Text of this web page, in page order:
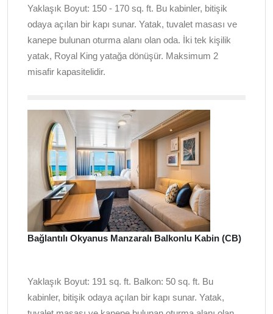
Yaklaşık Boyut: 150 - 170 sq. ft. Bu kabinler, bitişik
odaya açılan bir kapı sunar. Yatak, tuvalet masası ve
kanepe bulunan oturma alanı olan oda. İki tek kişilik
yatak, Royal King yatağa dönüşür. Maksimum 2
misafir kapasitelidir.
Bağlantılı Okyanus Manzaralı Balkonlu Kabin (CB)
Yaklaşık Boyut: 191 sq. ft. Balkon: 50 sq. ft. Bu
kabinler, bitişik odaya açılan bir kapı sunar. Yatak,